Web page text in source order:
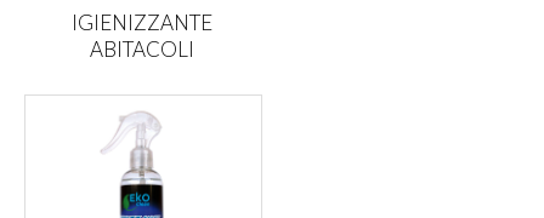
IGIENIZZANTE
ABITACOLI